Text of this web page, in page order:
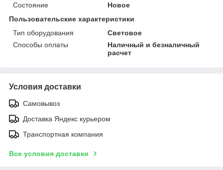
Состояние
Новое
Пользовательские характеристики
Тип оборудования
Световое
Способы оплаты
Наличный и безналичный
расчет
Условия доставки
Самовывоз
Доставка Яндекс курьером
Транспортная компания
Все условия доставки